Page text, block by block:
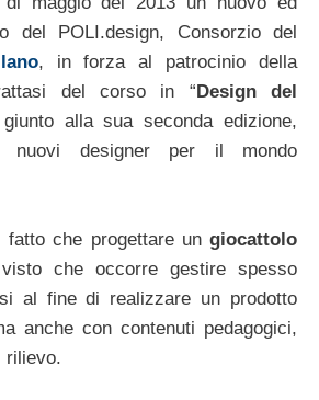
del POLI.design, Consorzio del
, in forza al patrocinio della
del corso in “Design del
alla sua seconda edizione,
nuovi designer per il mondo
che progettare un giocattolo
che occorre gestire spesso
al fine di realizzare un prodotto
anche con contenuti pedagogici,
rilievo.